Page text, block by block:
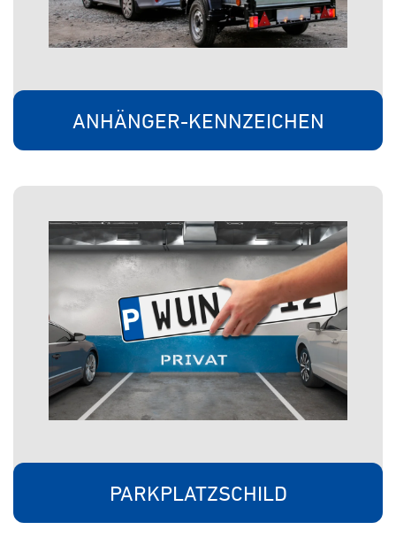
ANHÄNGER-KENNZEICHEN
PARKPLATZSCHILD